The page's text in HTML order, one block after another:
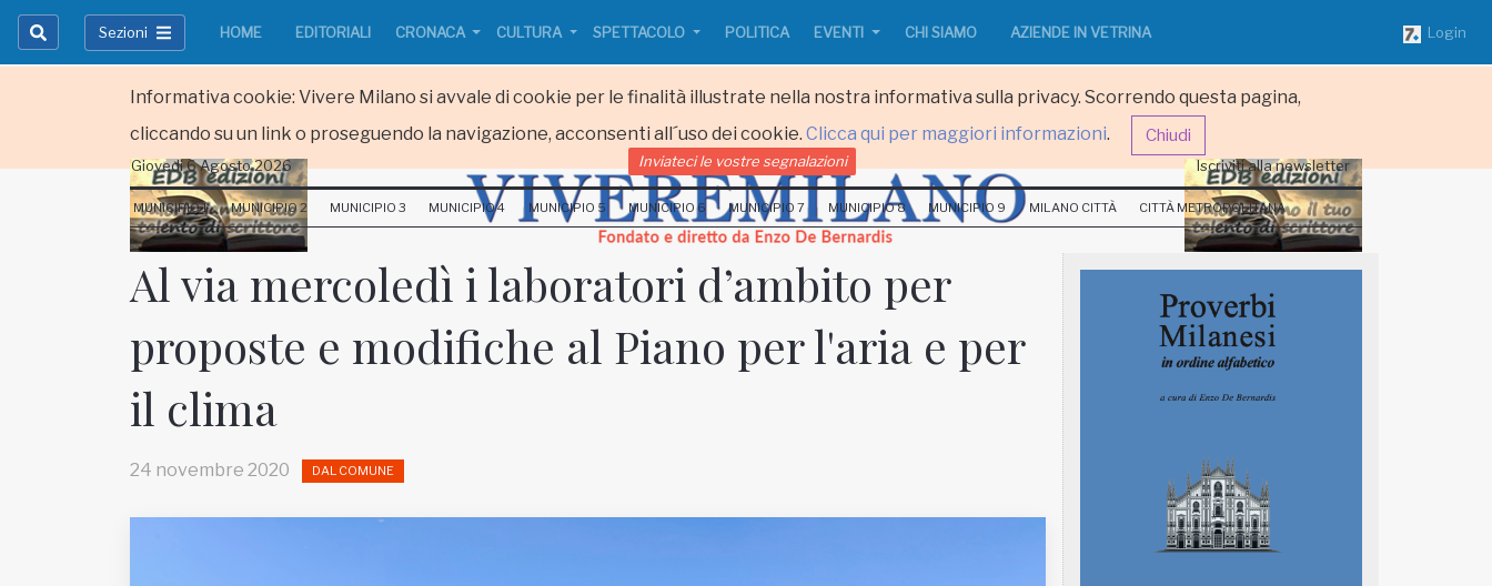
Informativa cookie: Vivere Milano si avvale di cookie per le finalità illustrate nella nostra informativa sulla privacy. Scorrendo questa pagina,
cliccando su un link o proseguendo la navigazione, acconsenti all´uso dei cookie. Clicca qui per maggiori informazioni. Chiudi
Sezioni HOME EDITORIALI CRONACA CULTURA SPETTACOLO POLITICA EVENTI CHI SIAMO AZIENDE IN VETRINA Login
Inviateci le vostre segnalazioni
Iscriviti alla newsletter
www.viveremilano.info
Giovedi 6 Agosto 2026 Inviateci le vostre segnalazioni Iscriviti alla newsletter
MUNICIPIO 1 MUNICIPIO 2 MUNICIPIO 3 MUNICIPIO 4 MUNICIPIO 5 MUNICIPIO 6 MUNICIPIO 7 MUNICIPIO 8 MUNICIPIO 9 MILANO CITTÀ CITTÀ METROPOLITANA
Al via mercoledì i laboratori d’ambito per
proposte e modifiche al Piano per l'aria e per
il clima
24 novembre 2020 DAL COMUNE